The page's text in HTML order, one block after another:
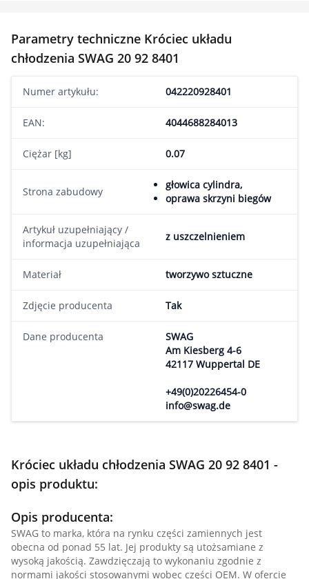
Parametry techniczne Króciec układu
chłodzenia SWAG 20 92 8401
Numer artykułu: 042220928401
EAN: 4044688284013
Ciężar [kg] 0.07
Strona zabudowy
głowica cylindra,
oprawa skrzyni biegów
Artykuł uzupełniający /
informacja uzupełniająca
z uszczelnieniem
Materiał tworzywo sztuczne
Zdjęcie producenta Tak
Dane producenta
SWAG
Am Kiesberg 4-6
42117 Wuppertal DE
+49(0)20226454-0
info@swag.de
Króciec układu chłodzenia SWAG 20 92 8401 -
opis produktu:
Opis producenta:
SWAG to marka, która na rynku części zamiennych jest
obecna od ponad 55 lat. Jej produkty są utożsamiane z
wysoką jakością. Zawdzięczają to wykonaniu zgodnie z
normami jakości stosowanymi wobec części OEM. W ofercie